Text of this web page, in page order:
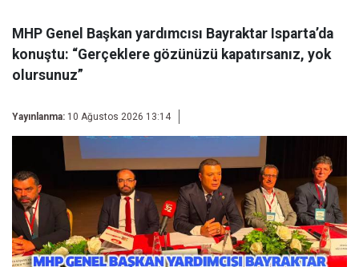
MHP Genel Başkan yardımcısı Bayraktar Isparta’da
konuştu: “Gerçeklere gözünüzü kapatırsanız, yok
olursunuz”
Yayınlanma: 10 Ağustos 2026 13:14